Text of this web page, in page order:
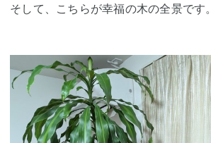
そして、こちらが幸福の木の全景です。